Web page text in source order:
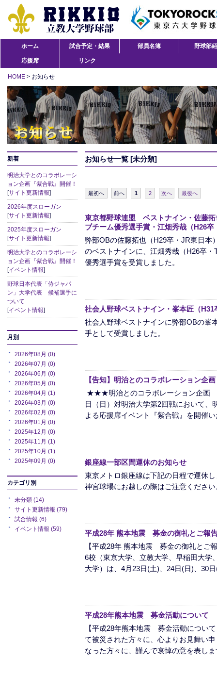
ホーム 試合予定・結果 部員名簿 野球部
応援席 リンク
HOME > お知らせ
新着
明治大学とのコラボレーシ
ョン企画『紫合戦』開催！
[サイト更新情報]
2026年度スローガン
[サイト更新情報]
2025年度スローガン
[サイト更新情報]
明治大学とのコラボレーシ
ョン企画『紫合戦』開催！
[イベント情報]
野球日本代表「侍ジャパ
ン」大学代表 候補選手に
ついて
[イベント情報]
月別
2026年08月 (0)
2026年07月 (0)
2026年06月 (0)
2026年05月 (0)
2026年04月 (1)
2026年03月 (0)
2026年02月 (0)
2026年01月 (0)
2025年12月 (0)
2025年11月 (1)
2025年10月 (1)
2025年09月 (0)
カテゴリ別
未分類 (14)
サイト更新情報 (79)
試合情報 (6)
イベント情報 (59)
お知らせ一覧 [未分類]
最初へ 前へ 1 2 次へ 最後へ
東京都野球連盟 ベストナイン・佐藤
ブチーム優秀選手賞・江畑秀哉（H26
弊部OBの佐藤拓也（H29卒・JR東日本
のベストナインに、江畑秀哉（H26卒
優秀選手賞を受賞しました。
社会人野球ベストナイン・峯本匠（
社会人野球ベストナインに弊部OBの峯
手として受賞しました。
【告知】明治とのコラボレーション企
★★★明治とのコラボレーション企
日（日）対明治大学第2回戦において、
よる応援席イベント『紫合戦』を開催
銀座線一部区間運休のお知らせ
東京メトロ銀座線は下記の日程で運休
神宮球場にお越しの際はご注意ください
平成28年 熊本地震 募金の御礼とご報
【平成28年 熊本地震 募金の御礼とご
6校（東京大学、立教大学、早稲田大学
大学）は、4月23日(土)、24日(日)、30
平成28年熊本地震 募金活動について
【平成28年熊本地震 募金活動につい
て被災された方々に、心よりお見舞い
なった方々に、謹んで哀悼の意を表し